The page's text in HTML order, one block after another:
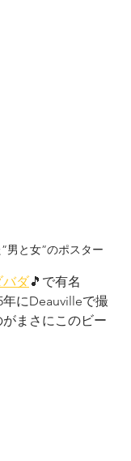
男と女”のポスター
バダ🎵で有名
年にDeauvilleで撮
まさにこのビー